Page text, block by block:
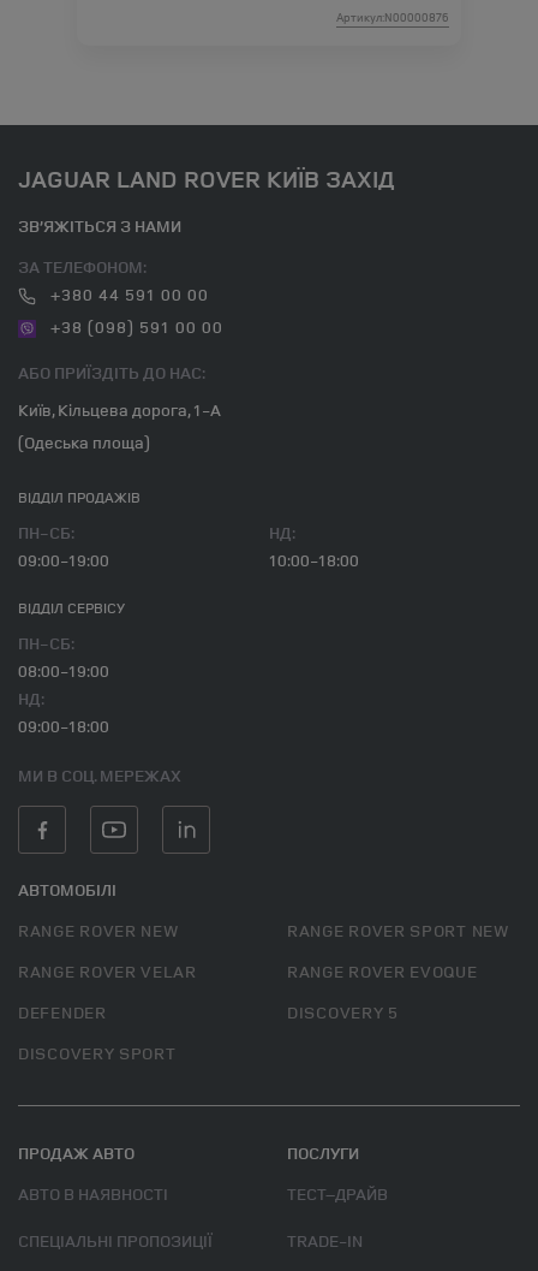
Артикул:N00000876
JAGUAR LAND ROVER КИЇВ ЗАХІД
ЗВ’ЯЖІТЬСЯ З НАМИ
ЗА ТЕЛЕФОНОМ:
+380 44 591 00 00
+38 (098) 591 00 00
АБО ПРИЇЗДІТЬ ДО НАС:
Київ, Кільцева дорога, 1-А
(Одеська площа)
ВІДДІЛ ПРОДАЖІВ
ПН-СБ:
09:00-19:00
НД:
10:00-18:00
ВІДДІЛ CЕРВІСУ
ПН-СБ:
08:00-19:00
НД:
09:00-18:00
МИ В СОЦ. МЕРЕЖАХ
АВТОМОБІЛІ
RANGE ROVER NEW
RANGE ROVER SPORT NEW
RANGE ROVER VELAR
RANGE ROVER EVOQUE
DEFENDER
DISCOVERY 5
DISCOVERY SPORT
ПРОДАЖ АВТО
АВТО В НАЯВНОСТІ
СПЕЦІАЛЬНІ ПРОПОЗИЦІЇ
ПОСЛУГИ
ТЕСТ–ДРАЙВ
TRADE-IN